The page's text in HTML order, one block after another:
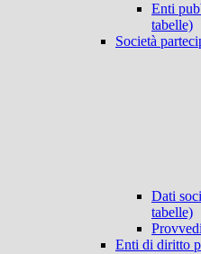
Enti
tabelle)
Società
Dati
tabelle)
Enti di diritto